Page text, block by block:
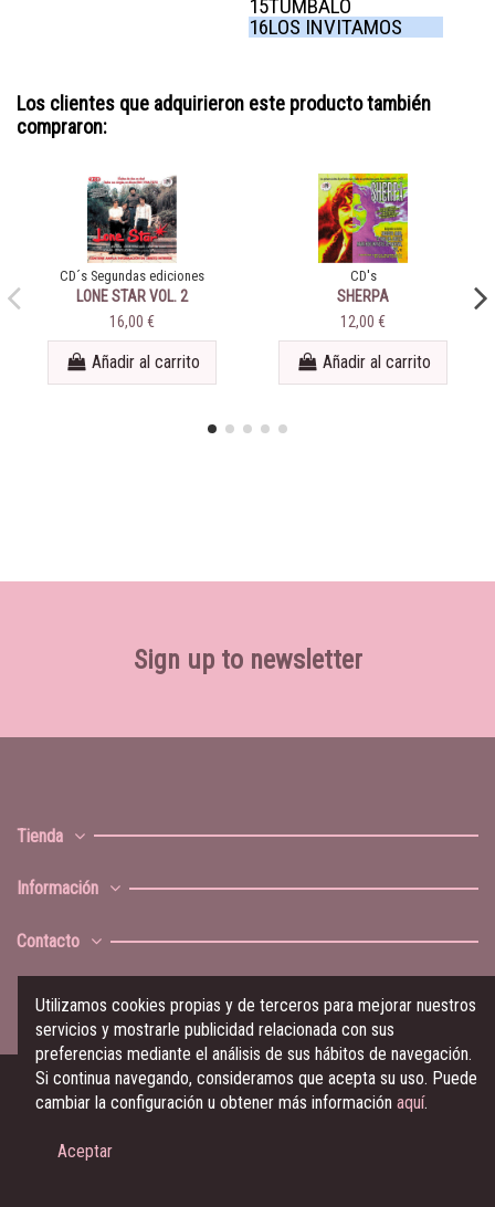
15TUMBALO
16LOS INVITAMOS
Los clientes que adquirieron este producto también
compraron:
CD´s Segundas ediciones
LONE STAR VOL. 2
16,00 €
Añadir al carrito
CD's
SHERPA
12,00 €
Añadir al carrito
Sign up to newsletter
Tienda
Información
Contacto
Utilizamos cookies propias y de terceros para mejorar nuestros
servicios y mostrarle publicidad relacionada con sus
preferencias mediante el análisis de sus hábitos de navegación.
Si continua navegando, consideramos que acepta su uso. Puede
cambiar la configuración u obtener más información aquí.
Aceptar